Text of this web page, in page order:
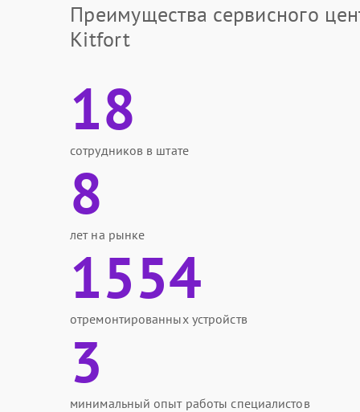
Преимущества сервисного
Kitfort
18
сотрудников в штате
8
лет на рынке
1554
отремонтированных устройств
3
минимальный опыт работы специалистов